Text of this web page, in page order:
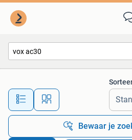
Alle afstanden…
Bewaar je